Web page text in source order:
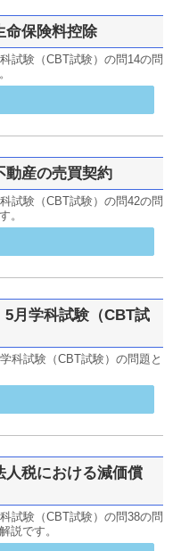
命保険料控除
試験（CBT試験）の問14の問
動産の売買契約
試験（CBT試験）の問42の問
。
5月学科試験（CBT試
科試験（CBT試験）の問題と
人税における減価償
試験（CBT試験）の問38の問
説です。